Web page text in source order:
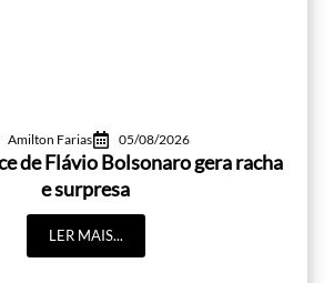
Amilton Farias 05/08/2026
de Flávio Bolsonaro gera racha
e surpresa
LER MAIS...